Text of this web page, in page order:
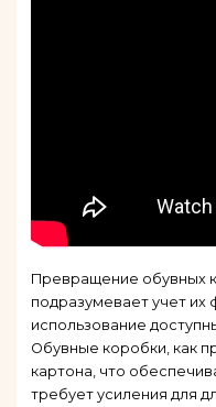
Превращение обувных
подразумевает учет их
использование
Обувные коробки, как
картона, что
требует усиления для